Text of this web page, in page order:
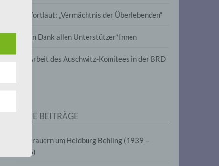
Im Wortlaut: „Vermächtnis der Überlebenden“
Vielen Dank allen Unterstützer*Innen
Zur Arbeit des Auschwitz-Komitees in der BRD
NEUE BEITRÄGE
Wir trauern um Heidburg Behling (1939 –
2026)